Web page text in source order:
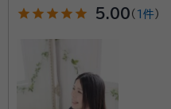
頂けるように専念いたしま
star star star star star 5.00 （ 1件 ）